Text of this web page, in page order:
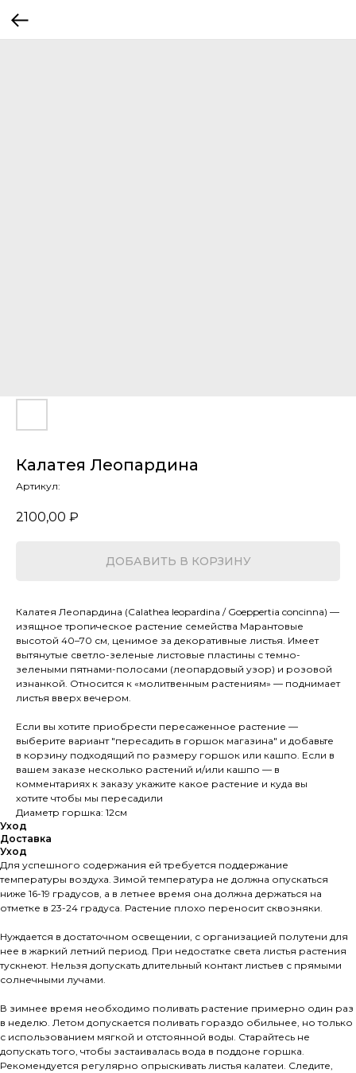
Калатея Леопардина
Артикул:
2100,00 ₽
ДОБАВИТЬ В КОРЗИНУ
Калатея Леопардина (Calathea leopardina / Goeppertia concinna) —
изящное тропическое растение семейства Марантовые
высотой 40–70 см, ценимое за декоративные листья. Имеет
вытянутые светло-зеленые листовые пластины с темно-
зелеными пятнами-полосами (леопардовый узор) и розовой
изнанкой. Относится к «молитвенным растениям» — поднимает
листья вверх вечером.
Если вы хотите приобрести пересаженное растение —
выберите вариант "пересадить в горшок магазина" и добавьте
в корзину подходящий по размеру горшок или кашпо. Если в
вашем заказе несколько растений и/или кашпо — в
комментариях к заказу укажите какое растение и куда вы
хотите чтобы мы пересадили
Диаметр горшка: 12см
Уход
Доставка
Уход
Для успешного содержания ей требуется поддержание
температуры воздуха. Зимой температура не должна опускаться
ниже 16-19 градусов, а в летнее время она должна держаться на
отметке в 23-24 градуса. Растение плохо переносит сквозняки.
Нуждается в достаточном освещении, с организацией полутени для
нее в жаркий летний период. При недостатке света листья растения
тускнеют. Нельзя допускать длительный контакт листьев с прямыми
солнечными лучами.
В зимнее время необходимо поливать растение примерно один раз
в неделю. Летом допускается поливать гораздо обильнее, но только
с использованием мягкой и отстоянной воды. Старайтесь не
допускать того, чтобы застаивалась вода в поддоне горшка.
Рекомендуется регулярно опрыскивать листья калатеи. Следите,